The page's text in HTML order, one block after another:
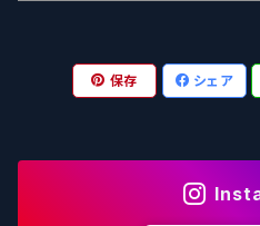
箕面ビール - MINOH BEER
サンクトガーレン - Sankt Gallen
Mikkeller ミッケラー
Hop Nation ホップネーション
Lambiek Fabriek - ファブリーク
Marble / マーブル
Behemoth - ベヒーモス
Deep Creek Brewing Co.
8 Wired エイトワイアード
Strathcona ストラスコナ
ODIN BREWING オディン
Früh フリュー
Plank プランク
保存 シェア